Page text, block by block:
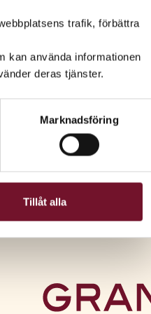
trafik, förbättra
kan använda informationen
deras tjänster.
Marknadsföring
Tillåt alla